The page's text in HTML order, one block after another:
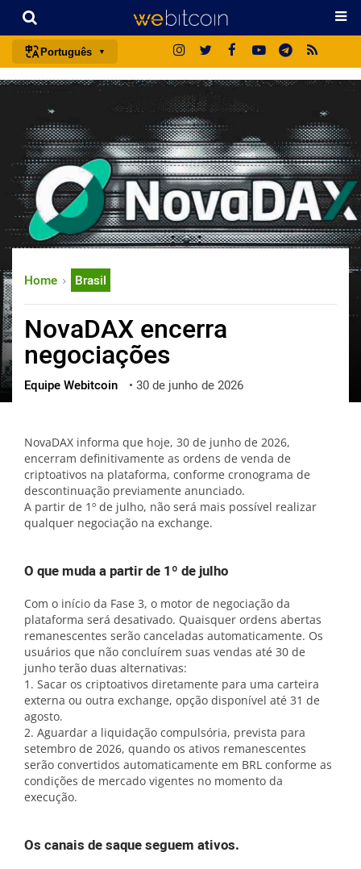
Português
português (BR)
english
español
français
italiano
deutsch
日本語
русский
العربية
ไทย
ქართული
Home Brasil
NovaDAX encerra
negociações
Equipe Webitcoin • 30 de junho de 2026
NovaDAX informa que hoje, 30 de junho de 2026,
encerram definitivamente as ordens de venda de
criptoativos na plataforma, conforme cronograma de
descontinuação previamente anunciado.
A partir de 1º de julho, não será mais possível realizar
qualquer negociação na exchange.
O que muda a partir de 1º de julho
Com o início da Fase 3, o motor de negociação da
plataforma será desativado. Quaisquer ordens abertas
remanescentes serão canceladas automaticamente. Os
usuários que não concluírem suas vendas até 30 de
junho terão duas alternativas:
1. Sacar os criptoativos diretamente para uma carteira
externa ou outra exchange, opção disponível até 31 de
agosto.
2. Aguardar a liquidação compulsória, prevista para
setembro de 2026, quando os ativos remanescentes
serão convertidos automaticamente em BRL conforme as
condições de mercado vigentes no momento da
execução.
Os canais de saque seguem ativos.